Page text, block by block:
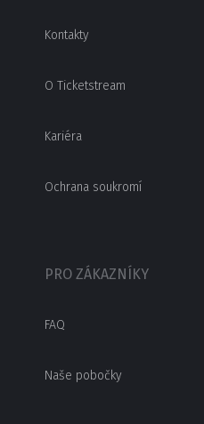
Kontakty
O Ticketstream
Kariéra
Ochrana soukromí
PRO ZÁKAZNÍKY
FAQ
Naše pobočky